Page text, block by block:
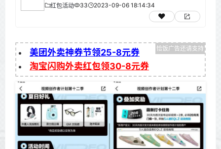
红包活动 33 2023-09-06 18:14:34
美团外卖神券节领25-8元券
淘宝闪购外卖红包领30-8元券